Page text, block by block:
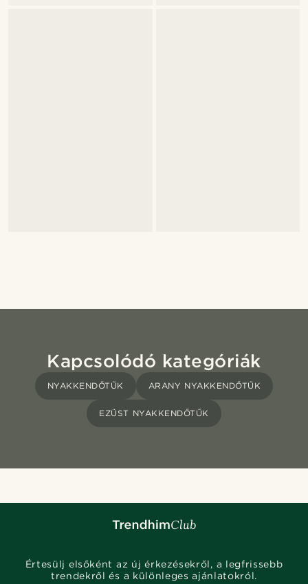
Kapcsolódó kategóriák
NYAKKENDŐTŰK ARANY NYAKKENDŐTŰK
EZÜST NYAKKENDŐTŰK
Értesülj elsőként az új érkezésekről, a legfrissebb
trendekről és a különleges ajánlatokról.